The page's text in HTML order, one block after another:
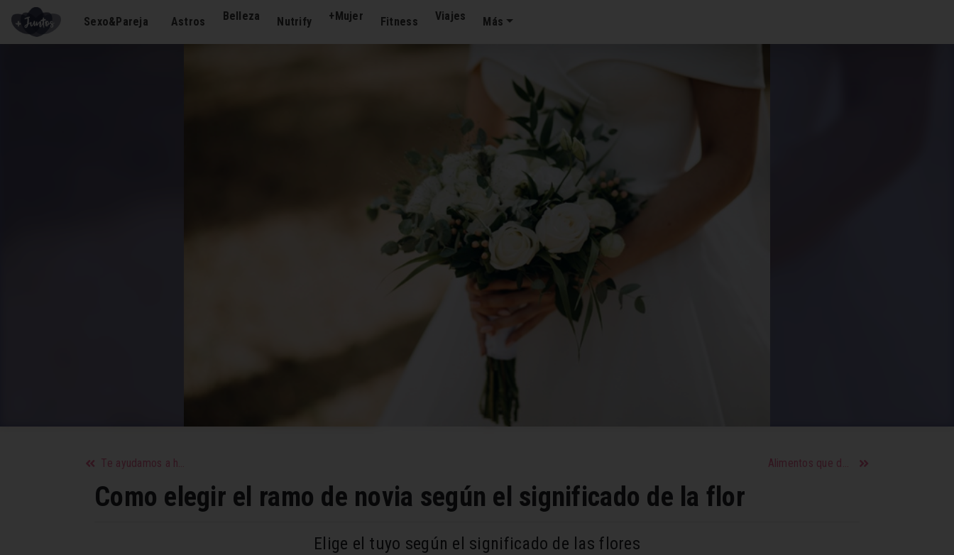
Sexo&Pareja Astros Belleza Nutrify +Mujer Fitness Viajes Más
Te ayudamos a hacer y optimizar la lista de la compra Alimentos que debes evitar si tu tránsito intestinal es lento
Como elegir el ramo de novia según el significado de la flor
Elige el tuyo según el significado de las flores